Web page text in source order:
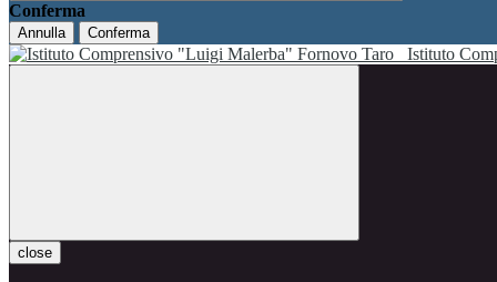
Conferma
Annulla Conferma
Istituto
close